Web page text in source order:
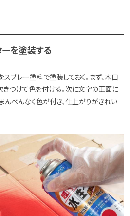
ーを塗装する
プレー塗料で塗装しておく。まず、木口
つけて色を付ける。次に文字の正面に
んべんなく色が付き、仕上がりがきれい